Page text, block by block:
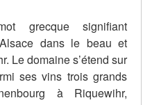
grecque signifiant
dans le beau et
Le domaine s’étend sur
ses vins trois grands
à Riquewihr,